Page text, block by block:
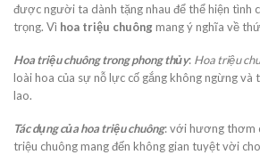
được người ta dành tặng nhau để thể hiện tình
trọng. Vì hoa triệu chuông mang ý nghĩa về
Hoa triệu chuông trong phong thủy: Hoa triệu
loài hoa của sự nỗ lực cố gắng không ngừng
lao.
Tác dụng của hoa triệu chuông: với hương thơm
triệu chuông mang đến không gian tuyệt vời